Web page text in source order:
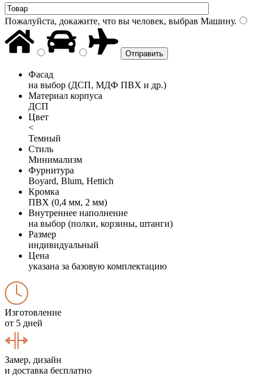
Пожалуйста, докажите, что вы человек, выбрав Машину.
Фасад
на выбор (ДСП, МДФ ПВХ и др.)
Материал корпуса
ДСП
Цвет
<
Темный
Стиль
Минимализм
Фурнитура
Boyard, Blum, Hettich
Кромка
ПВХ (0,4 мм, 2 мм)
Внутреннее наполнение
на выбор (полки, корзины, штанги)
Размер
индивидуальный
Цена
указана за базовую комплектацию
Изготовление
от 5 дней
Замер, дизайн
и доставка бесплатно